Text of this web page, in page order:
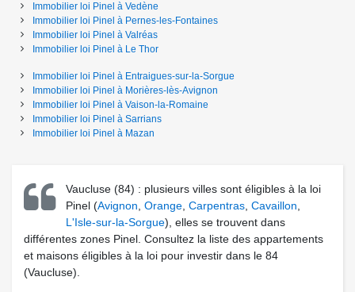
Immobilier loi Pinel à Vedène
Immobilier loi Pinel à Pernes-les-Fontaines
Immobilier loi Pinel à Valréas
Immobilier loi Pinel à Le Thor
Immobilier loi Pinel à Entraigues-sur-la-Sorgue
Immobilier loi Pinel à Morières-lès-Avignon
Immobilier loi Pinel à Vaison-la-Romaine
Immobilier loi Pinel à Sarrians
Immobilier loi Pinel à Mazan
Vaucluse (84) : plusieurs villes sont éligibles à la loi
Pinel (Avignon Orange, Carpentras, Cavaillon
L'Isle-sur-la-Sorgue), elles se trouvent dans
différentes zones Pinel. Consultez la liste des appartements
et maisons éligibles à la loi pour investir dans le 84
(Vaucluse).